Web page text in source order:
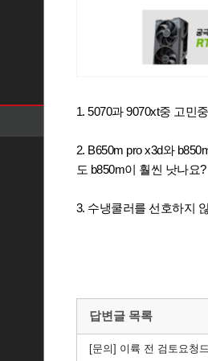
1. 5070과 9070xt중 고민
2. B650m pro x3d와
도 b850m이 훨씬 낫나요?
3. 수냉쿨러를 선호하지
답변글 목록
[문의] 이륙 전 검토요청